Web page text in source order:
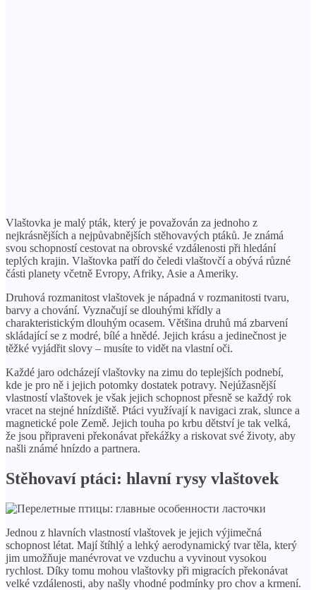
Vlaštovka je malý pták, který je považován za jednoho z
nejkrásnějších a nejpůvabnějších stěhovavých ptáků. Je známá
svou schopností cestovat na obrovské vzdálenosti při hledání
teplých krajin. Vlaštovka patří do čeledi vlaštovčí a obývá různé
části planety včetně Evropy, Afriky, Asie a Ameriky.
Druhová rozmanitost vlaštovek je nápadná v rozmanitosti tvaru,
barvy a chování. Vyznačují se dlouhými křídly a
charakteristickým dlouhým ocasem. Většina druhů má zbarvení
skládající se z modré, bílé a hnědé. Jejich krásu a jedinečnost je
těžké vyjádřit slovy – musíte to vidět na vlastní oči.
Každé jaro odcházejí vlaštovky na zimu do teplejších podnebí,
kde je pro ně i jejich potomky dostatek potravy. Nejúžasnější
vlastností vlaštovek je však jejich schopnost přesně se každý rok
vracet na stejné hnízdiště. Ptáci využívají k navigaci zrak, slunce a
magnetické pole Země. Jejich touha po krbu dětství je tak velká,
že jsou připraveni překonávat překážky a riskovat své životy, aby
našli známé hnízdo a partnera.
Stěhovaví ptáci: hlavní rysy vlaštovek
Jednou z hlavních vlastností vlaštovek je jejich výjimečná
schopnost létat. Mají štíhlý a lehký aerodynamický tvar těla, který
jim umožňuje manévrovat ve vzduchu a vyvinout vysokou
rychlost. Díky tomu mohou vlaštovky při migracích překonávat
velké vzdálenosti, aby našly vhodné podmínky pro chov a krmení.